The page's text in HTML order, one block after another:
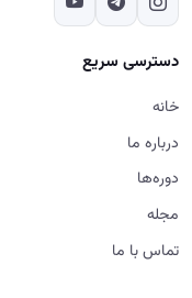
دسترسی سریع
خانه
درباره ما
دوره‌ها
مجله
تماس با ما